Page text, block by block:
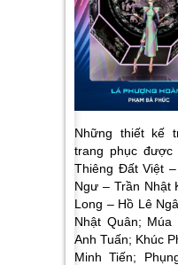
Những thiết kế
trang phục
Thiêng Đất Việt
Ngư – Trần Nhật
Long – Hồ Lê
Nhật Quân;
Anh Tuấn; Khúc
Minh Tiến;